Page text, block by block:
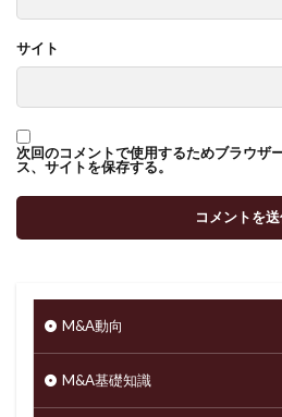
サイト
次回のコメントで使用するためブラウザ
ス、サイトを保存する。
M&A動向
M&A基礎知識